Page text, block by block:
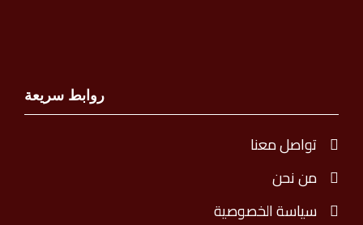
روابط سريعة
تواصل معنا
من نحن
سياسة الخصوصية